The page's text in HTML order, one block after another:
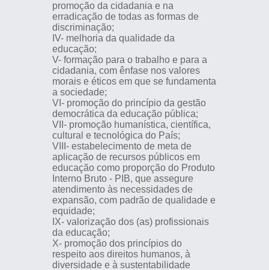
promoção da cidadania e na
erradicação de todas as formas de
discriminação;
IV- melhoria da qualidade da
educação;
V- formação para o trabalho e para a
cidadania, com ênfase nos valores
morais e éticos em que se fundamenta
a sociedade;
VI- promoção do princípio da gestão
democrática da educação pública;
VII- promoção humanística, científica,
cultural e tecnológica do País;
VIII- estabelecimento de meta de
aplicação de recursos públicos em
educação como proporção do Produto
Interno Bruto - PIB, que assegure
atendimento às necessidades de
expansão, com padrão de qualidade e
equidade;
IX- valorização dos (as) profissionais
da educação;
X- promoção dos princípios do
respeito aos direitos humanos, à
diversidade e à sustentabilidade